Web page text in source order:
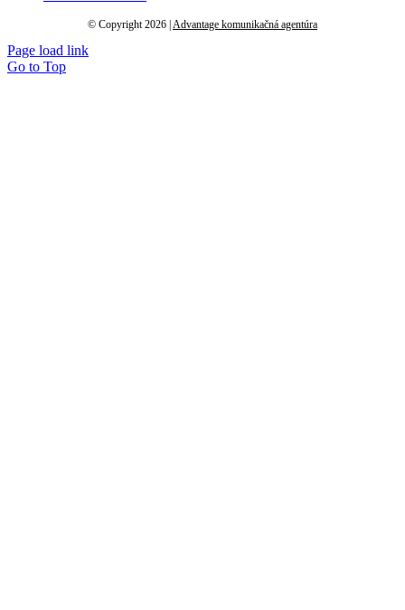
© Copyright 2026 | Advantage komunikačná agentúra
Page load link
Go to Top